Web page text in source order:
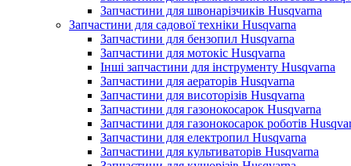
Запчастини для швонарізчиків Husqvarna
Запчастини для садової техніки Husqvarna
Запчастини для бензопил Husqvarna
Запчастини для мотокіс Husqvarna
Інші запчастини для інструменту Husqvarna
Запчастини для аераторів Husqvarna
Запчастини для висоторізів Husqvarna
Запчастини для газонокосарок Husqvarna
Запчастини для газонокосарок роботів
Запчастини для електропил Husqvarna
Запчастини для культиваторів Husqvarna